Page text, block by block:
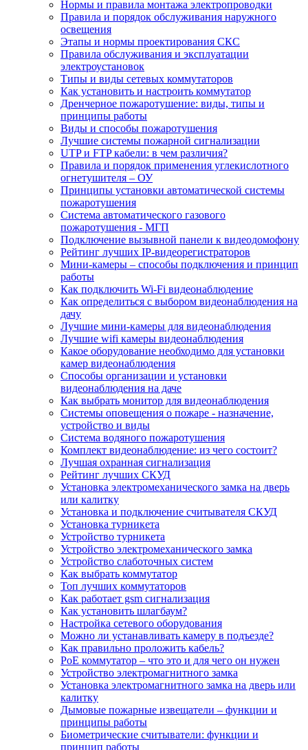
Нормы и правила монтажа электропроводки
Правила и порядок обслуживания наружного
освещения
Этапы и нормы проектирования СКС
Правила обслуживания и эксплуатации
электроустановок
Типы и виды сетевых коммутаторов
Как установить и настроить коммутатор
Дренчерное пожаротушение: виды, типы и
принципы работы
Виды и способы пожаротушения
Лучшие системы пожарной сигнализации
UTP и FTP кабели: в чем различия?
Правила и порядок применения углекислотного
огнетушителя – ОУ
Принципы установки автоматической системы
пожаротушения
Система автоматического газового
пожаротушения - МГП
Подключение вызывной панели к видеодомофону
Рейтинг лучших IP-видеорегистраторов
Мини-камеры – способы подключения и принцип
работы
Как подключить Wi-Fi видеонаблюдение
Как определиться с выбором видеонаблюдения на
дачу
Лучшие мини-камеры для видеонаблюдения
Лучшие wifi камеры видеонаблюдения
Какое оборудование необходимо для установки
камер видеонаблюдения
Способы организации и установки
видеонаблюдения на даче
Как выбрать монитор для видеонаблюдения
Системы оповещения о пожаре - назначение,
устройство и виды
Система водяного пожаротушения
Комплект видеонаблюдение: из чего состоит?
Лучшая охранная сигнализация
Рейтинг лучших СКУД
Установка электромеханического замка на дверь
или калитку
Установка и подключение считывателя СКУД
Установка турникета
Устройство турникета
Устройство электромеханического замка
Устройство слаботочных систем
Как выбрать коммутатор
Топ лучших коммутаторов
Как работает gsm сигнализация
Как установить шлагбаум?
Настройка сетевого оборудования
Можно ли устанавливать камеру в подъезде?
Как правильно проложить кабель?
PoE коммутатор – что это и для чего он нужен
Устройство электромагнитного замка
Установка электромагнитного замка на дверь или
калитку
Дымовые пожарные извещатели – функции и
принципы работы
Биометрические считыватели: функции и
принцип работы